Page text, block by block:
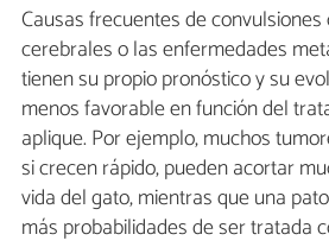
Causas frecuentes de
cerebrales o las enfermedades
tienen su propio pronóstico y su
menos favorable en función del
aplique. Por ejemplo, muchos
si crecen rápido, pueden acortar
vida del gato, mientras que una
más probabilidades de ser tratada